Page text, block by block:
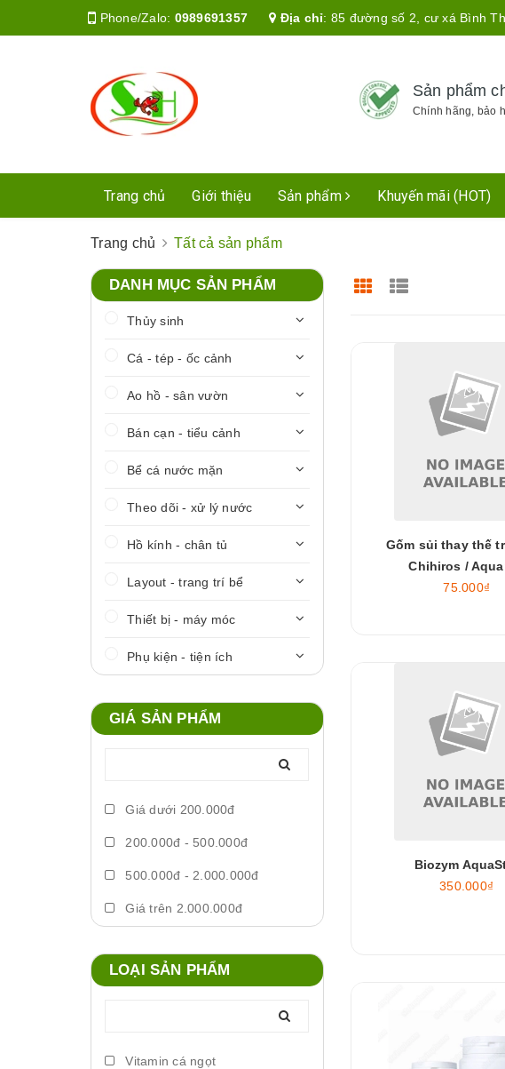
Phone/Zalo: 0989691357 Địa chỉ: 85 đường số 2, cư xá Bình
Sản phẩm
Chính hãng, bảo
Trang chủ Giới thiệu Sản phẩm Khuyến mãi (HOT)
Trang chủ Tất cả sản phẩm
Gốm sủi thay thế
Chihiros /
75.000₫
Biozym
350.000₫
DANH MỤC SẢN PHẨM
Thủy sinh
Cá - tép - ốc cảnh
Ao hồ - sân vườn
Bán cạn - tiểu cảnh
Bể cá nước mặn
Theo dõi - xử lý nước
Hồ kính - chân tủ
Layout - trang trí bể
Thiết bị - máy móc
Phụ kiện - tiện ích
GIÁ SẢN PHẨM
Giá dưới 200.000đ
200.000đ - 500.000đ
500.000đ - 2.000.000đ
Giá trên 2.000.000đ
LOẠI SẢN PHẨM
Vitamin cá ngọt